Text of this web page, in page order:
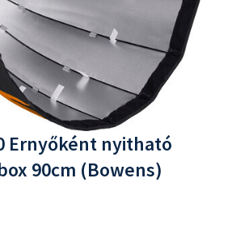
Ernyőként nyitható
90cm (Bowens)